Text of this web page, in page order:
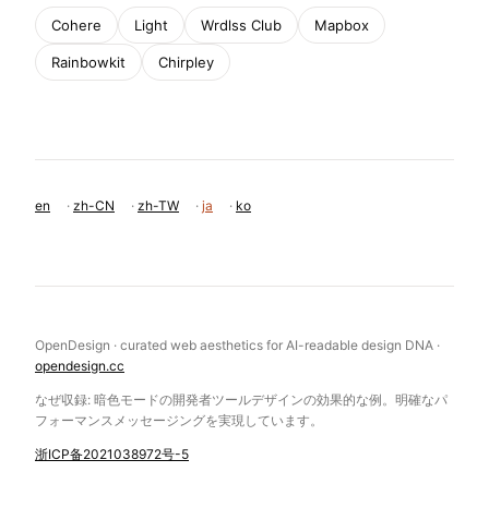
Cohere Light Wrdlss Club Mapbox
Rainbowkit Chirpley
en · zh-CN · zh-TW · ja · ko
OpenDesign · curated web aesthetics for AI-readable design DNA ·
opendesign.cc
なぜ収録: 暗色モードの開発者ツールデザインの効果的な例。明確なパ
フォーマンスメッセージングを実現しています。
浙ICP备2021038972号-5